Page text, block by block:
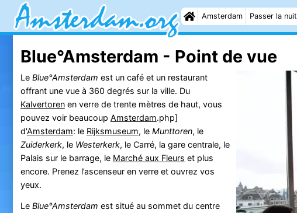
Amsterdam Passer la nuit
Blue°Amsterdam - Point de vue
Le Blue°Amsterdam est un café et un restaurant
offrant une vue à 360 degrés sur la ville. Du
Kalvertorenen verre de trente mètres de haut, vous
pouvez voir beaucoup Amsterdam.php]
d'Amsterdam: le Rijksmuseum, le Munttoren, le
Zuiderkerk, le Westerkerk, le Carré, la gare centrale, le
Palais sur le barrage, le Marché aux Fleurs et plus
encore. Prenez l’ascenseur en verre et ouvrez vos
yeux.
Le Blue°Amsterdam est situé au sommet du centre